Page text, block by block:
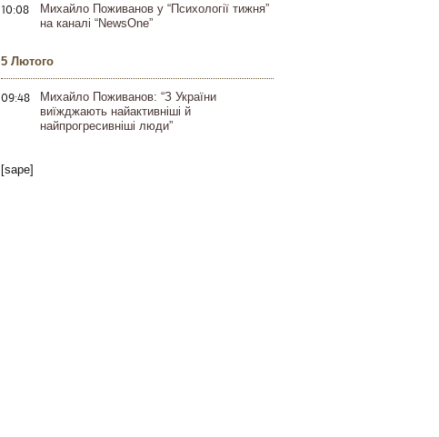
10:08
Михайло Поживанов у “Психології тижня”
на каналі “NewsOne”
5 Лютого
09:48
Михайло Поживанов: “З України
виїжджають найактивніші й
найпрогресивніші люди”
[sape]